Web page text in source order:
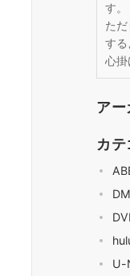
す。
た
する
心掛
ア
カ
U-